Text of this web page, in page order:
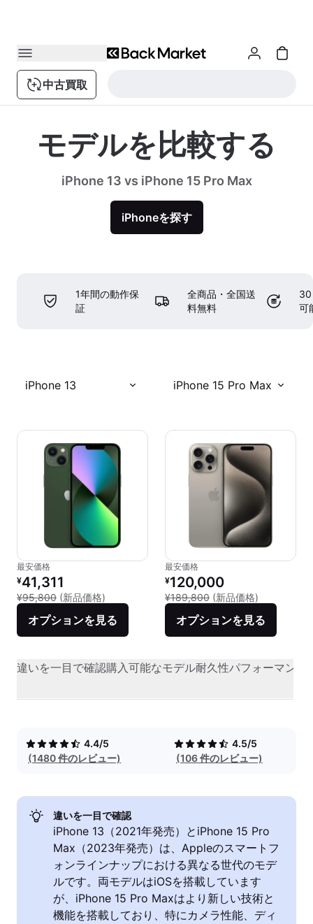
中古買取
モデルを比較する
iPhone 13 vs iPhone 15 Pro Max
iPhoneを探す
1年間の動作保
証
全商品・全国送
料無料
30
可
iPhone 13 iPhone 15 Pro Max
最安価格
リファービッシュ品の価格：
¥41,311
¥95,800 (新品価格) 新品との比較：¥95,800
オプションを見る
最安価格
リファービッシュ品の価格：
¥120,000
¥189,800 (新品価格)
オプションを見る
違いを一目で確認購入可能なモデル耐久性パフォーマンス
4.4/5
(1480 件のレビュー)
4.5/5
(106 件のレビュー)
違いを一目で確認
iPhone 13（2021年発売）とiPhone 15 Pro
Max（2023年発売）は、Appleのスマートフ
ォンラインナップにおける異なる世代のモデ
ルです。両モデルはiOSを搭載しています
が、iPhone 15 Pro Maxはより新しい技術と
機能を搭載しており、特にカメラ性能、ディ